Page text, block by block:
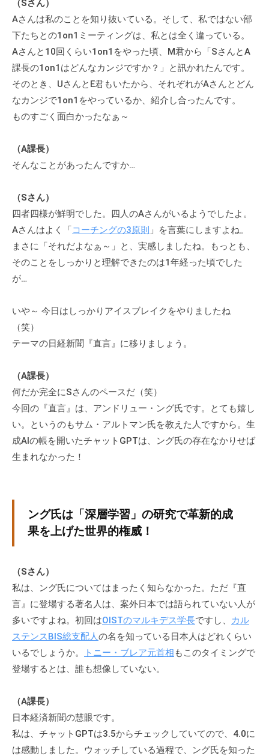
に
ご
く
だ
さ
い
（Sさん）
Aさんは私のことを知り抜いている。そして、私ではない部
下たちとの1on1ミーティングは、私とは全く違っている。
Aさんと10回くらい1on1をやった頃、M君から「SさんとA
課長の1on1はどんなカンジですか？」と訊かれたんです。
そのとき、UさんとE君もいたから、それぞれがAさんとどん
なカンジで1on1をやっているか、紹介し合ったんです。
ものすごく面白かったなぁ～
（A課長）
そんなことがあったんですか…
（Sさん）
四者四様が鮮明でした。四人のAさんがいるようでしたよ。
Aさんはよく「コーチングの3原則 」を言葉にしますよね。
まさに「それだよなぁ～」と、実感しましたね。もっとも、
そのことをしっかりと理解できたのは1年経った頃でした
が…
いや～ 今日はしっかりアイスブレイクをやりましたね
（笑）
テーマの日経新聞『直言』に移りましょう。
（A課長）
何だか完全にSさんのペースだ（笑）
今回の『直言』は、アンドリュー・ング氏です。とても嬉し
い。というのもサム・アルトマン氏を教えた人ですから。生
成AIの帳を開いたチャットGPTは、ング氏の存在なかりせば
生まれなかった！
ング氏は「深層学習」の研究で革新的成
果を上げた世界的権威！
（Sさん）
私は、ング氏についてはまったく知らなかった。ただ『直
言』に登場する著名人は、案外日本では語られていない人が
多いですよね。初回はOISTのマルキデス学長ですし、
カル
ステンスBIS総支配人の名を知っている日本人はどれくらい
いるでしょうか。
トニー・ブレア元首相 もこのタイミングで
登場するとは、誰も想像していない。
（A課長）
日本経済新聞の慧眼です。
私は、チャットGPTは3.5からチェックしていてので、4.0に
は感動しました。ウォッチしている過程で、ング氏を知った